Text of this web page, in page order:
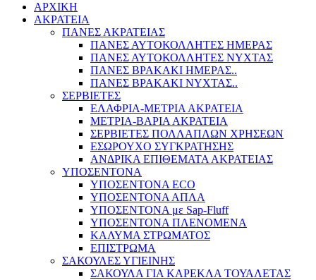
ΑΡΧΙΚΗ
ΑΚΡΑΤΕΙΑ
ΠΑΝΕΣ ΑΚΡΑΤΕΙΑΣ
ΠΑΝΕΣ ΑΥΤΟΚΟΛΛΗΤΕΣ ΗΜΕΡΑΣ
ΠΑΝΕΣ ΑΥΤΟΚΟΛΛΗΤΕΣ ΝΥΧΤΑΣ
ΠΑΝΕΣ ΒΡΑΚΑΚΙ ΗΜΕΡΑΣ..
ΠΑΝΕΣ ΒΡΑΚΑΚΙ ΝΥΧΤΑΣ..
ΣΕΡΒΙΕΤΕΣ
ΕΛΑΦΡΙΑ-ΜΕΤΡΙΑ ΑΚΡΑΤΕΙΑ
ΜΕΤΡΙΑ-ΒΑΡΙΑ ΑΚΡΑΤΕΙΑ
ΣΕΡΒΙΕΤΕΣ ΠΟΛΛΑΠΛΩΝ ΧΡΗΣΕΩΝ
ΕΣΩΡΟΥΧΟ ΣΥΓΚΡΑΤΗΣΗΣ
ΑΝΔΡΙΚΑ ΕΠΙΘΕΜΑΤΑ ΑΚΡΑΤΕΙΑΣ
ΥΠΟΣΕΝΤΟΝΑ
ΥΠΟΣΕΝΤΟΝΑ ECO
ΥΠΟΣΕΝΤΟΝΑ ΑΠΛΑ
ΥΠΟΣΕΝΤΟΝΑ με Sap-Fluff
ΥΠΟΣΕΝΤΟΝΑ ΠΛΕΝΟΜΕΝΑ
ΚΑΛΥΜΑ ΣΤΡΩΜΑΤΟΣ
ΕΠΙΣΤΡΩΜΑ
ΣΑΚΟΥΛΕΣ ΥΓΙΕΙΝΗΣ
ΣΑΚΟΥΛΑ ΓΙΑ ΚΑΡΕΚΛΑ ΤΟΥΑΛΕΤΑΣ